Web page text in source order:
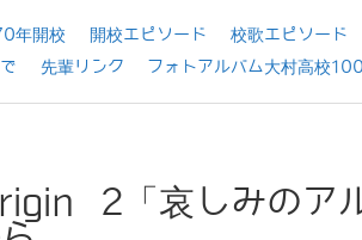
年開校 開校エピソード 校歌エピソード
先輩リンク フォトアルバム大村高校
2「哀しみのア